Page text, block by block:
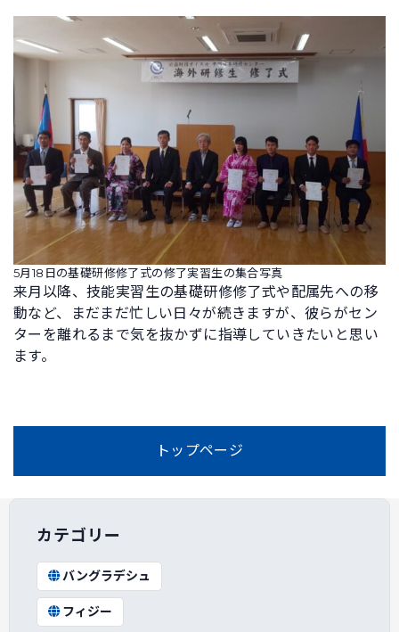
5月18日の基礎研修修了式の修了実習生の集合写真
来月以降、技能実習生の基礎研修修了式や配属先への移
動など、まだまだ忙しい日々が続きますが、彼らがセン
ターを離れるまで気を抜かずに指導していきたいと思い
ます。
トップページ
カテゴリー
バングラデシュ
フィジー